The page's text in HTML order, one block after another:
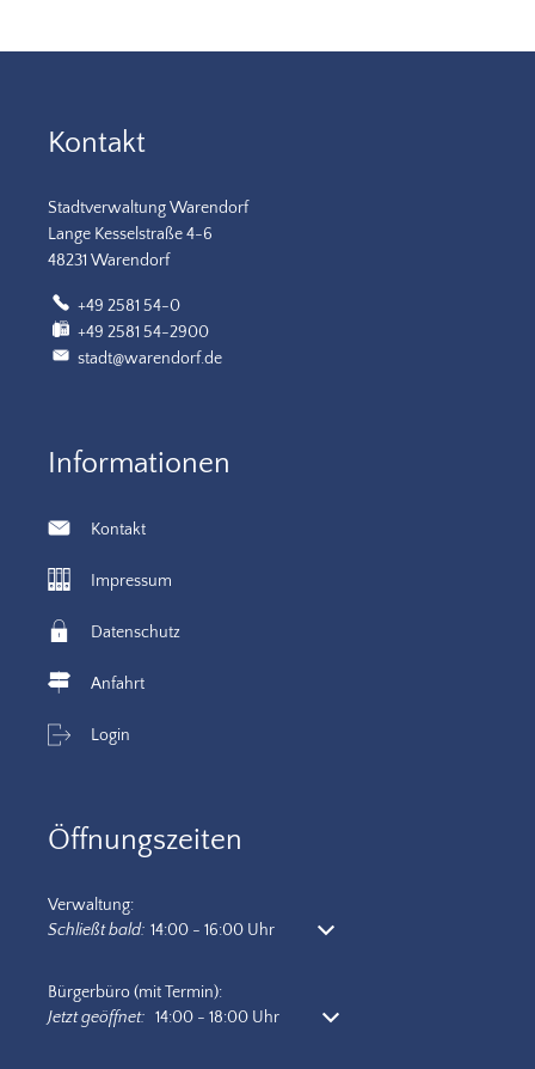
Kontakt
Stadtverwaltung Warendorf
Lange Kesselstraße 4-6
48231 Warendorf
+49 2581 54-0
+49 2581 54-2900
stadt@warendorf.de
Informationen
Kontakt
Impressum
Datenschutz
Anfahrt
Login
Öffnungszeiten
Verwaltung:
Klicken, um weitere Öffnungs- oder Schließzeiten auszublenden
Schließt bald: 14:00 - 16:00 Uhr Von 14:00 bis 16:00 Uhr
Bürgerbüro (mit Termin):
Klicken, um weitere Öffnungs- oder Schließzeiten auszublenden
Jetzt geöffnet: 14:00 - 18:00 Uhr Von 14:00 bis 18:00 Uhr